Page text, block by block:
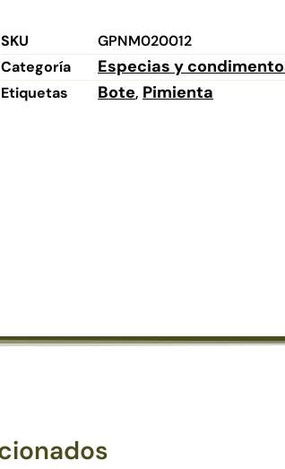
SKU
GPNM020012
Categoría
Especias y
Etiquetas Bote, Pimienta